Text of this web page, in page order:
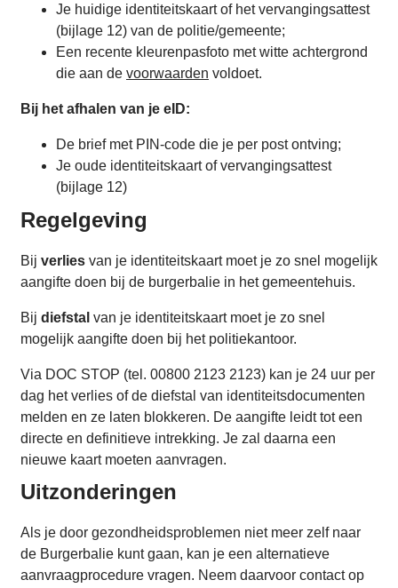
Je huidige identiteitskaart of het vervangingsattest
(bijlage 12) van de politie/gemeente;
Een recente kleurenpasfoto met witte achtergrond
die aan de voorwaarden voldoet.
Bij het afhalen van je eID:
De brief met PIN-code die je per post ontving;
Je oude identiteitskaart of vervangingsattest
(bijlage 12)
Regelgeving
Bij verlies van je identiteitskaart moet je zo snel mogelijk
aangifte doen bij de burgerbalie in het gemeentehuis.
Bij diefstal van je identiteitskaart moet je zo snel
mogelijk aangifte doen bij het politiekantoor.
Via DOC STOP (tel. 00800 2123 2123) kan je 24 uur per
dag het verlies of de diefstal van identiteitsdocumenten
melden en ze laten blokkeren. De aangifte leidt tot een
directe en definitieve intrekking. Je zal daarna een
nieuwe kaart moeten aanvragen.
Uitzonderingen
Als je door gezondheidsproblemen niet meer zelf naar
de Burgerbalie kunt gaan, kan je een alternatieve
aanvraagprocedure vragen. Neem daarvoor contact op